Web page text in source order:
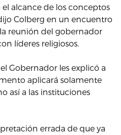
alcance de los conceptos
Colberg en un encuentro
reunión del gobernador
líderes religiosos.
Gobernador les explicó a
aplicará solamente
así a las instituciones
errada de que ya